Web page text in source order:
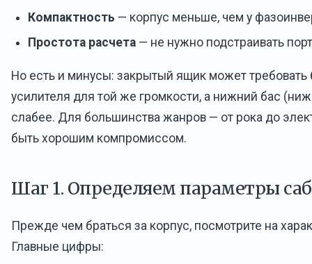
Компактность — корпус меньше, чем у
Простота расчета — не нужно подстраивать
Но есть и минусы: закрытый ящик может
усилителя для той же громкости, а нижний бас
слабее. Для большинства жанров — от рока до
быть хорошим компромиссом.
Шаг 1. Определяем параметры
Прежде чем браться за корпус, посмотрите на
Главные цифры: